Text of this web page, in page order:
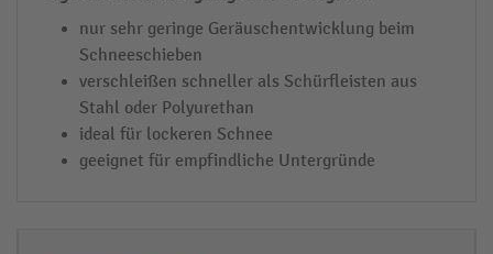
ü
rf
le
is
t
n
u
n
d
g
nur sehr geringe Geräuschentwicklung beim
Schneeschieben
verschleißen schneller als Schürfleisten aus
Stahl oder Polyurethan
ideal für lockeren Schnee
geeignet für empfindliche Untergründe